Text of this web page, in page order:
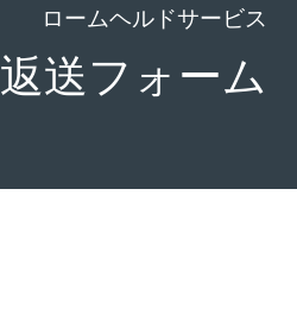
ロームヘルドサービス
返送フォーム